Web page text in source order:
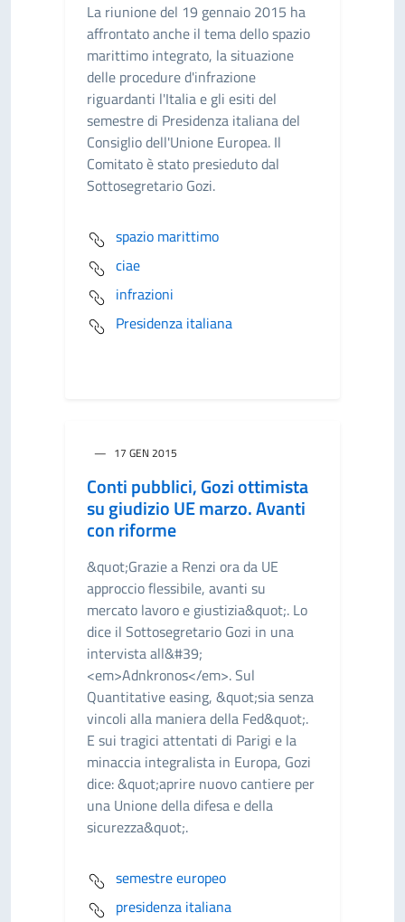
La riunione del 19 gennaio 2015 ha
affrontato anche il tema dello spazio
marittimo integrato, la situazione
delle procedure d'infrazione
riguardanti l'Italia e gli esiti del
semestre di Presidenza italiana del
Consiglio dell'Unione Europea. Il
Comitato è stato presieduto dal
Sottosegretario Gozi.
spazio marittimo
ciae
infrazioni
Presidenza italiana
17 GEN 2015
Conti pubblici, Gozi ottimista
su giudizio UE marzo. Avanti
con riforme
&quot;Grazie a Renzi ora da UE
approccio flessibile, avanti su
mercato lavoro e giustizia&quot;. Lo
dice il Sottosegretario Gozi in una
intervista all&#39;
<em>Adnkronos</em>. Sul
Quantitative easing, &quot;sia senza
vincoli alla maniera della Fed&quot;.
E sui tragici attentati di Parigi e la
minaccia integralista in Europa, Gozi
dice: &quot;aprire nuovo cantiere per
una Unione della difesa e della
sicurezza&quot;.
semestre europeo
presidenza italiana